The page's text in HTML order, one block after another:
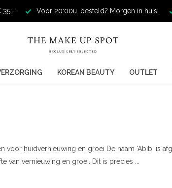
35,- Voor 20:00u. besteld? Morgen in huis!
KOREAN BEAUTY OUTLET
voor huidvernieuwing en groei De naam 'Abib' is
van vernieuwing en groei. Dit is precies ...